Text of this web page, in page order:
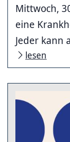
Mittwoch,
eine
Jeder kann
lesen